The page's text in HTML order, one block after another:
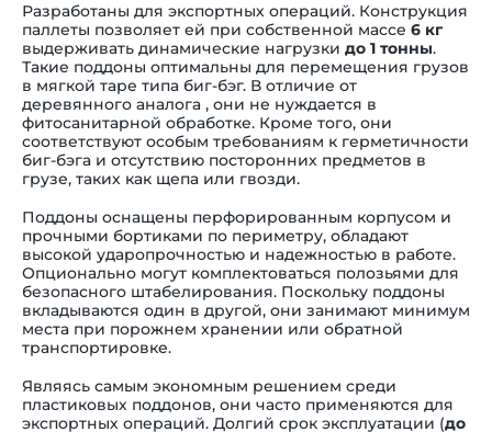
Разработаны для экспортных операций. Конструкция
паллеты позволяет ей при собственной массе 6 кг
выдерживать динамические нагрузки до 1 тонны.
Такие поддоны оптимальны для перемещения грузов
в мягкой таре типа биг-бэг. В отличие от
деревянного аналога , они не нуждается в
фитосанитарной обработке. Кроме того, они
соответствуют особым требованиям к герметичности
биг-бэга и отсутствию посторонних предметов в
грузе, таких как щепа или гвозди.
Поддоны оснащены перфорированным корпусом и
прочными бортиками по периметру, обладают
высокой ударопрочностью и надежностью в работе.
Опционально могут комплектоваться полозьями для
безопасного штабелирования. Поскольку поддоны
вкладываются один в другой, они занимают минимум
места при порожнем хранении или обратной
транспортировке.
Являясь самым экономным решением среди
пластиковых поддонов, они часто применяются для
экспортных операций. Долгий срок эксплуатации (до